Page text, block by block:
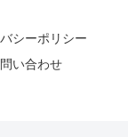
シーポリシー
い合わせ